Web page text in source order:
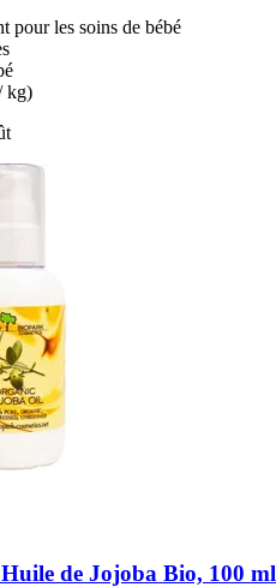
pour les soins de bébé
kg)
Huile de Jojoba Bio, 100 ml